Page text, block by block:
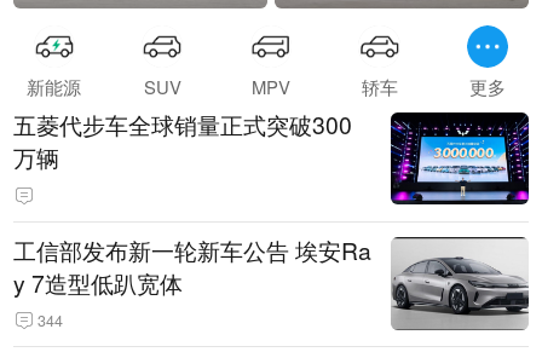
新能源 SUV MPV 轿车 更多
五菱代步车全球销量正式突破300
万辆
工信部发布新一轮新车公告 埃安Ra
y 7造型低趴宽体
344